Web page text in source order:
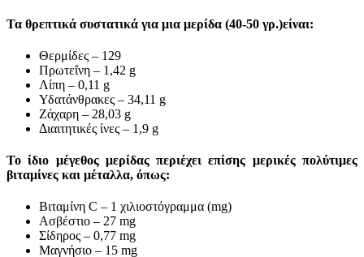
Τα θρεπτικά συστατικά για μια μερίδα (40-50 γρ.)είναι:
Θερμίδες – 129
Πρωτεΐνη – 1,42 g
Λίπη – 0,11 g
Υδατάνθρακες – 34,11 g
Ζάχαρη – 28,03 g
Διαιτητικές ίνες – 1,9 g
Το ίδιο μέγεθος μερίδας περιέχει επίσης μερικές πολύτιμες
βιταμίνες και μέταλλα, όπως:
Βιταμίνη C – 1 χιλιοστόγραμμα (mg)
Ασβέστιο – 27 mg
Σίδηρος – 0,77 mg
Μαγνήσιο – 15 mg